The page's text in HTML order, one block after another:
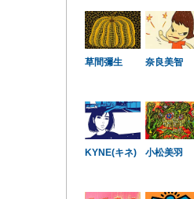
草間彌生 奈良美智
KYNE(キネ) 小松美羽